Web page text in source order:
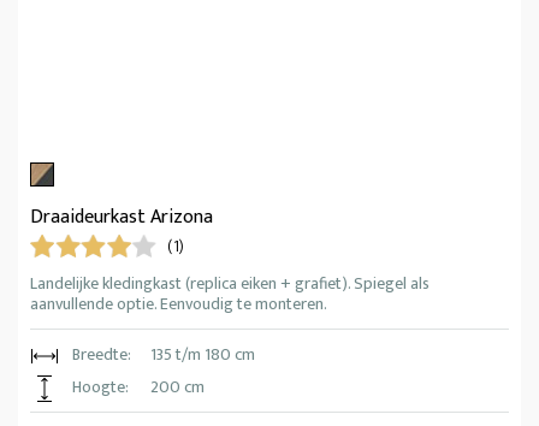
Draaideurkast Arizona
(1)
Landelijke kledingkast (replica eiken + grafiet). Spiegel als
aanvullende optie. Eenvoudig te monteren.
Breedte:
135 t/m 180 cm
Hoogte:
200 cm